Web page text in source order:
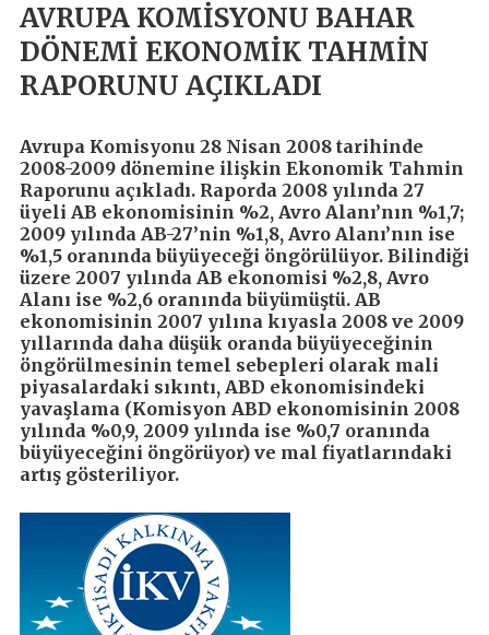
AVRUPA KOMİSYONU BAHAR
DÖNEMİ EKONOMİK TAHMİN
RAPORUNU AÇIKLADI
Avrupa Komisyonu 28 Nisan 2008 tarihinde
2008-2009 dönemine ilişkin Ekonomik Tahmin
Raporunu açıkladı. Raporda 2008 yılında 27
üyeli AB ekonomisinin %2, Avro Alanı’nın %1,7;
2009 yılında AB-27’nin %1,8, Avro Alanı’nın ise
%1,5 oranında büyüyeceği öngörülüyor. Bilindiği
üzere 2007 yılında AB ekonomisi %2,8, Avro
Alanı ise %2,6 oranında büyümüştü. AB
ekonomisinin 2007 yılına kıyasla 2008 ve 2009
yıllarında daha düşük oranda büyüyeceğinin
öngörülmesinin temel sebepleri olarak mali
piyasalardaki sıkıntı, ABD ekonomisindeki
yavaşlama (Komisyon ABD ekonomisinin 2008
yılında %0,9, 2009 yılında ise %0,7 oranında
büyüyeceğini öngörüyor) ve mal fiyatlarındaki
artış gösteriliyor.